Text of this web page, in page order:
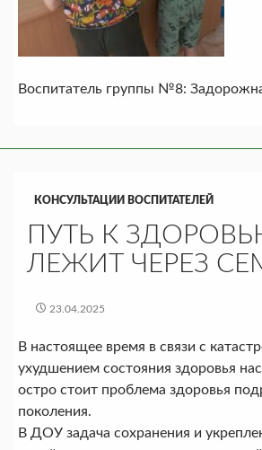
Воспитатель группы №8:
КОНСУЛЬТАЦИИ ВОСПИТАТЕЛЕЙ
ПУТЬ К
ЛЕЖИТ ЧЕРЕЗ
23.04.2025
В настоящее время в связи с
ухудшением состояния здоровья
остро стоит проблема здоровья
поколения.
В ДОУ задача сохранения и